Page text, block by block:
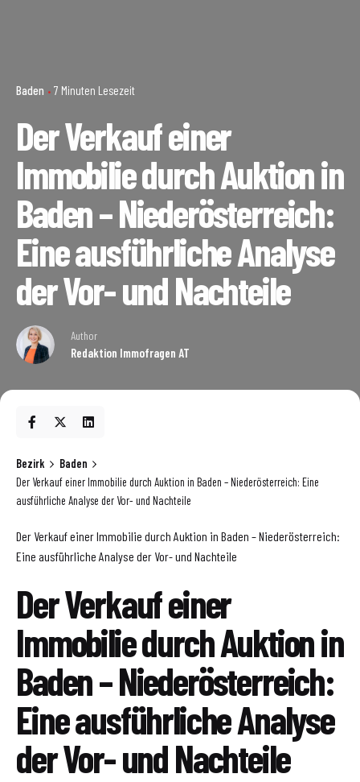
Baden 7 Minuten Lesezeit
Der Verkauf einer
Immobilie durch Auktion in
Baden – Niederösterreich:
Eine ausführliche Analyse
der Vor- und Nachteile
Author
Redaktion Immofragen AT
Bezirk
Baden
Der Verkauf einer Immobilie durch Auktion in Baden – Niederösterreich: Eine
ausführliche Analyse der Vor- und Nachteile
Der Verkauf einer Immobilie durch Auktion in Baden – Niederösterreich:
Eine ausführliche Analyse der Vor- und Nachteile
Der Verkauf einer
Immobilie durch Auktion in
Baden – Niederösterreich:
Eine ausführliche Analyse
der Vor- und Nachteile